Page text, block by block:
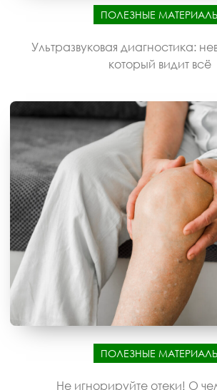
ПОЛЕЗНЫЕ
Ультразвуковая диагностика:
который видит всё
ПОЛЕЗНЫЕ
Не игнорируйте отеки! О